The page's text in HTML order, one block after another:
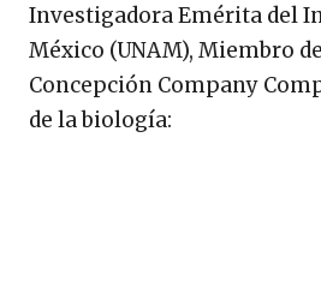
Investigadora Emérita del
México (UNAM), Miembro
Concepción Company
de la biología: